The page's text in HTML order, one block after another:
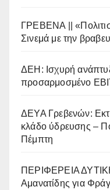
ΓΡΕΒΕΝΑ ||
Σινεμά με την
ΔΕΗ: Ισχυρή
προσαρμοσμένο
ΔΕΥΑ Γρεβενών:
κλάδο ύδρευσης –
Πέμπτη
ΠΕΡΙΦΕΡΕΙΑ
Αμανατίδης για